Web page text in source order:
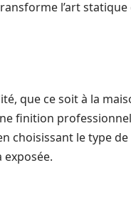
l’art
que ce soit à la
finition
choisissant le type de